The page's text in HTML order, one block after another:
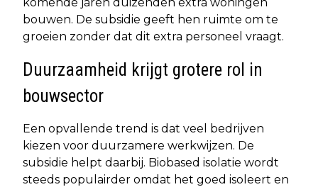
bouwen. De subsidie geeft hen ruimte om te
groeien zonder dat dit extra personeel vraagt.
Duurzaamheid krijgt grotere rol in
bouwsector
Een opvallende trend is dat veel bedrijven
kiezen voor duurzamere werkwijzen. De
subsidie helpt daarbij. Biobased isolatie wordt
steeds populairder omdat het goed isoleert en